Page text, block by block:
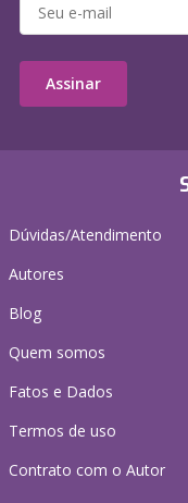
Dúvidas/Atendimento
Autores
Blog
Quem somos
Fatos e Dados
Termos de uso
Contrato com o Autor
Assinar